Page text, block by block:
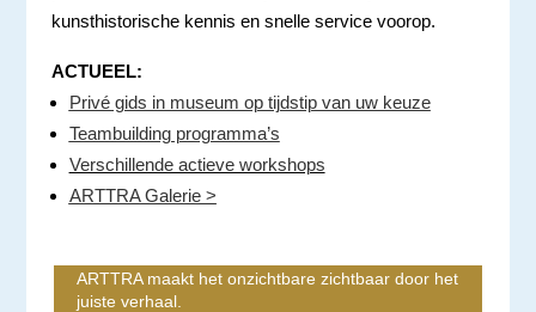
kunsthistorische kennis en snelle service voorop.
ACTUEEL:
Privé gids in museum op tijdstip van uw keuze
Teambuilding programma’s
Verschillende actieve workshops
ARTTRA Galerie >
ARTTRA maakt het onzichtbare zichtbaar door het
juiste verhaal.